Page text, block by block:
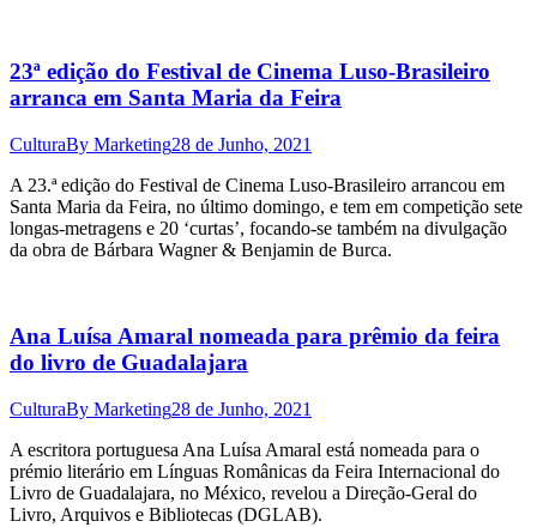
23ª edição do Festival de Cinema Luso-Brasileiro
arranca em Santa Maria da Feira
CulturaBy Marketing28 de Junho, 2021
A 23.ª edição do Festival de Cinema Luso-Brasileiro arrancou em
Santa Maria da Feira, no último domingo, e tem em competição sete
longas-metragens e 20 ‘curtas’, focando-se também na divulgação
da obra de Bárbara Wagner & Benjamin de Burca.
Ana Luísa Amaral nomeada para prêmio da feira
do livro de Guadalajara
CulturaBy Marketing28 de Junho, 2021
A escritora portuguesa Ana Luísa Amaral está nomeada para o
prémio literário em Línguas Românicas da Feira Internacional do
Livro de Guadalajara, no México, revelou a Direção-Geral do
Livro, Arquivos e Bibliotecas (DGLAB).